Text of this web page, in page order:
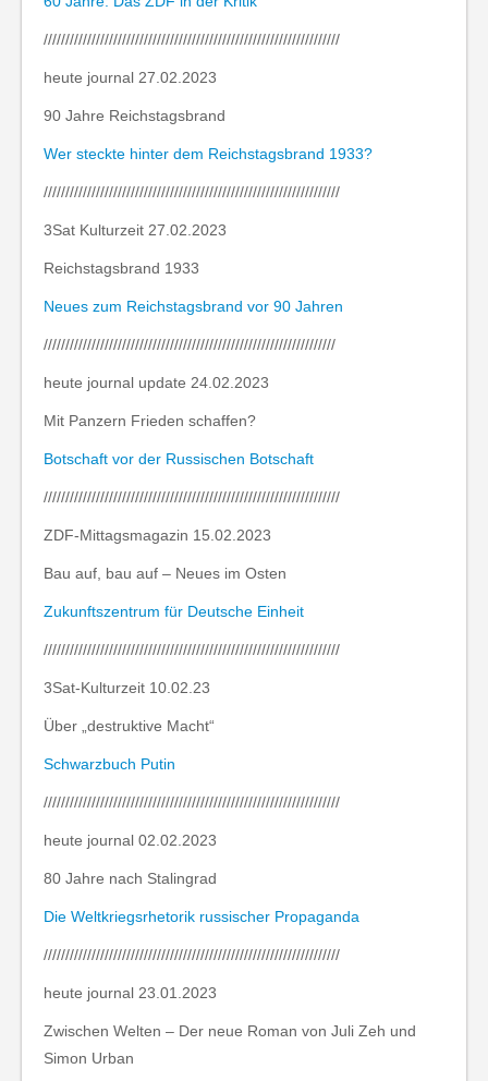
////////////////////////////////////////////////////////////////////
heute journal 27.02.2023
90 Jahre Reichstagsbrand
Wer steckte hinter dem Reichstagsbrand 1933?
////////////////////////////////////////////////////////////////////
3Sat Kulturzeit 27.02.2023
Reichstagsbrand 1933
Neues zum Reichstagsbrand vor 90 Jahren
///////////////////////////////////////////////////////////////////
heute journal update 24.02.2023
Mit Panzern Frieden schaffen?
Botschaft vor der Russischen Botschaft
////////////////////////////////////////////////////////////////////
ZDF-Mittagsmagazin 15.02.2023
Bau auf, bau auf – Neues im Osten
Zukunftszentrum für Deutsche Einheit
////////////////////////////////////////////////////////////////////
3Sat-Kulturzeit 10.02.23
Über „destruktive Macht“
Schwarzbuch Putin
////////////////////////////////////////////////////////////////////
heute journal 02.02.2023
80 Jahre nach Stalingrad
Die Weltkriegsrhetorik russischer Propaganda
////////////////////////////////////////////////////////////////////
heute journal 23.01.2023
Zwischen Welten – Der neue Roman von Juli Zeh und
Simon Urban